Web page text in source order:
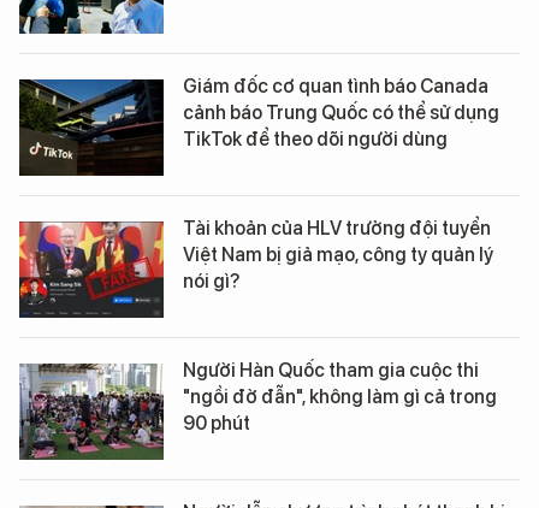
Giám đốc cơ quan tình báo Canada
cảnh báo Trung Quốc có thể sử dụng
TikTok để theo dõi người dùng
Tài khoản của HLV trưởng đội tuyển
Việt Nam bị giả mạo, công ty quản lý
nói gì?
Người Hàn Quốc tham gia cuộc thi
"ngồi đờ đẫn", không làm gì cả trong
90 phút